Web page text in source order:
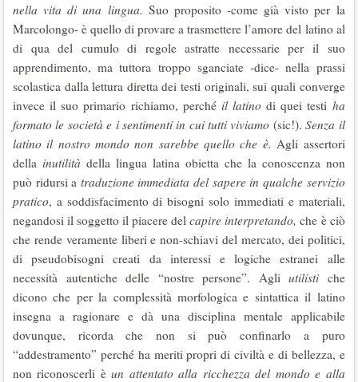
nella vita di una lingua. Suo proposito-come già visto per la
Marcolongo- è quello di provare a trasmettere l’amore del latino al
di qua del cumulo di regole astratte necessarie per il suo
apprendimento, ma tuttora troppo sganciate -dice- nella prassi
scolastica dalla lettura diretta dei testi originali, sui quali converge
invece il suo primario richiamo, perché il latinodi quei testi ha
formato le società e i sentimenti in cui tutti viviamo (sic!).Senza il
latino il nostro mondo non sarebbe quello che è. Agli assertori
della inutilità della lingua latina obietta che la conoscenza non
può ridursi a traduzione immediata del sapere in qualche servizio
pratico, a soddisfacimento di bisogni solo immediati e materiali,
negandosi il soggetto il piacere delcapire interpretando, che è ciò
che rende veramente liberi e non-schiavi del mercato, dei politici,
di pseudobisogni creati da interessi e logiche estranei alle
necessità autentiche delle “nostre persone”. Agliutilisti che
dicono che per la complessità morfologica e sintattica il latino
insegna a ragionare e dà una disciplina mentale applicabile
dovunque, ricorda che non si può confinarlo a puro
“addestramento” perché ha meriti propri di civiltà e di bellezza, e
non riconoscerli èun attentato alla ricchezza del mondo e alla